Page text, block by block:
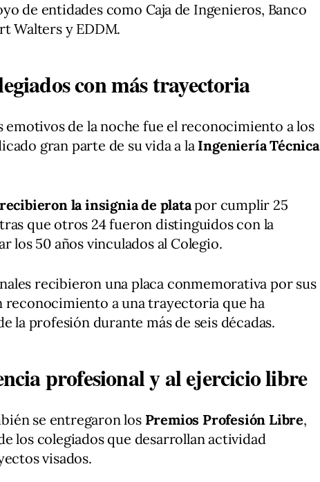
de entidades como Caja de Ingenieros, Banco
Walters y EDDM.
con más trayectoria
emotivos de la noche fue el reconocimiento a los
gran parte de su vida a laIngeniería Técnica
la insignia de platapor cumplir 25
que otros 24 fueron distinguidos con la
los 50 años vinculados al Colegio.
recibieron una placa conmemorativa por sus
reconocimiento a una trayectoria que ha
la profesión durante más de seis décadas.
profesional y al ejercicio libre
se entregaron losPremios Profesión Libre,
los colegiados que desarrollan actividad
visados.